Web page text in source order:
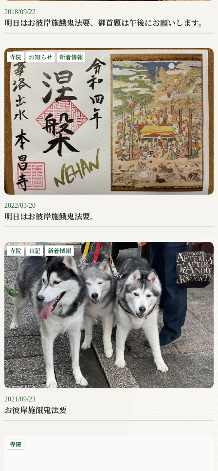
2018/09/22
明日はお彼岸施餓鬼法要、御首題は午後にお願いします。
寺院 お知らせ 新着情報
2022/03/20
明日はお彼岸施餓鬼法要。
寺院 日記 新着情報
2021/09/23
お彼岸施餓鬼法要
寺院